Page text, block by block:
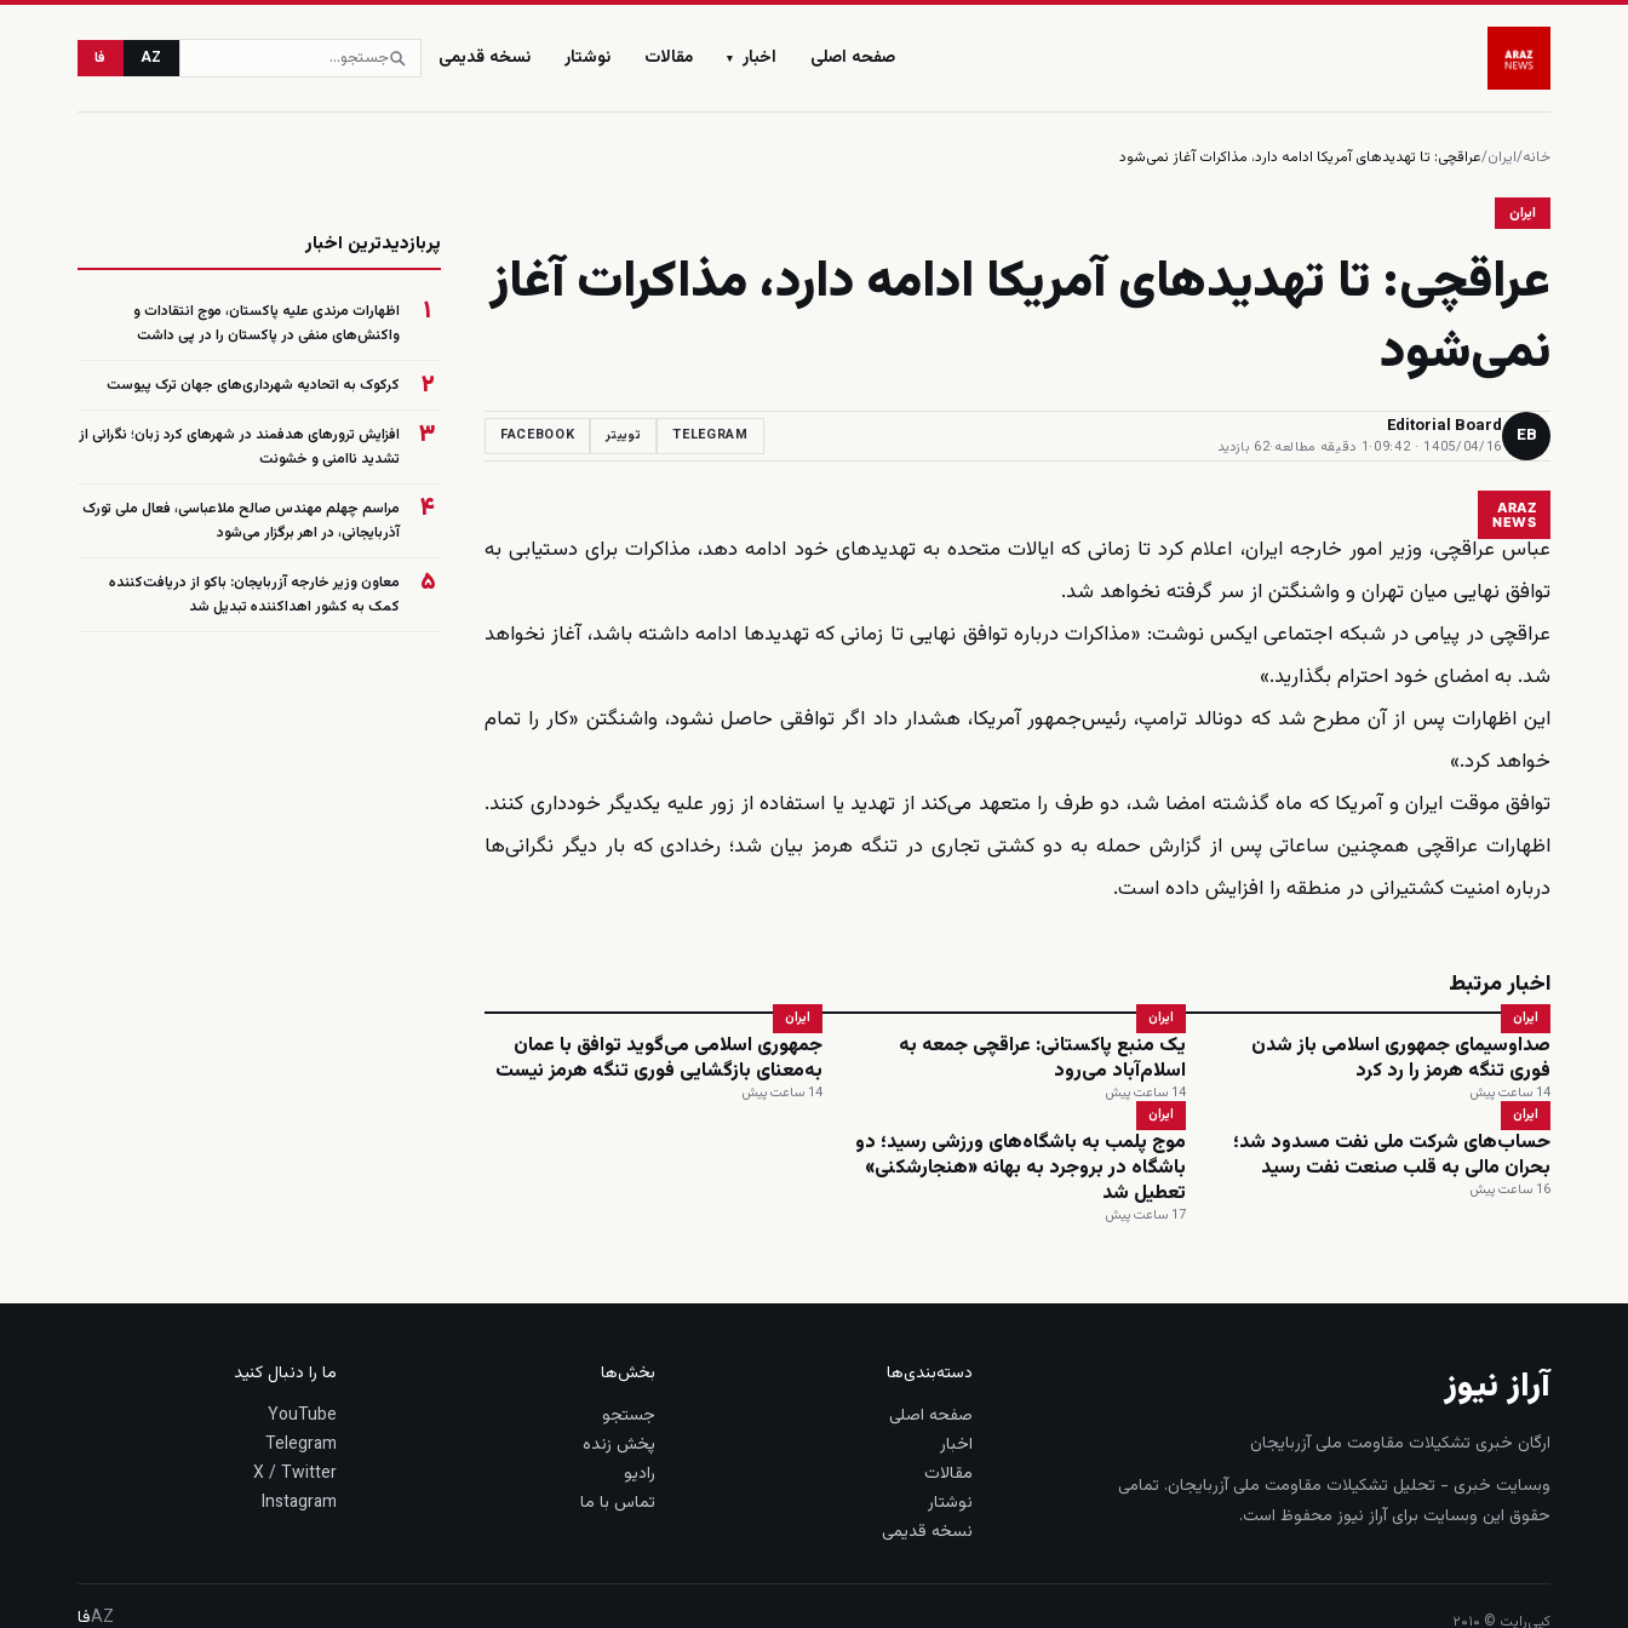
صفحه اصلی اخبار ▾ مقالات نوشتار نسخه قدیمی AZ فا
خانه/ایران/عراقچی: تا تهدیدهای آمریکا ادامه دارد، مذاکرات آغاز نمی‌شود
ایران
عراقچی: تا تهدیدهای آمریکا ادامه دارد، مذاکرات آغاز
نمی‌شود
EB
Editorial Board
1405/04/16 · 09:42
·1 دقیقه مطالعه ·62 بازدید
TELEGRAM توییتر FACEBOOK
ARAZ
NEWS
عباس عراقچی، وزیر امور خارجه ایران، اعلام کرد تا زمانی که ایالات متحده به تهدیدهای خود ادامه دهد، مذاکرات برای دستیابی به
توافق نهایی میان تهران و واشنگتن از سر گرفته نخواهد شد.
عراقچی در پیامی در شبکه اجتماعی ایکس نوشت: «مذاکرات درباره توافق نهایی تا زمانی که تهدیدها ادامه داشته باشد، آغاز نخواهد
شد. به امضای خود احترام بگذارید.»
این اظهارات پس از آن مطرح شد که دونالد ترامپ، رئیس‌جمهور آمریکا، هشدار داد اگر توافقی حاصل نشود، واشنگتن «کار را تمام
خواهد کرد.»
توافق موقت ایران و آمریکا که ماه گذشته امضا شد، دو طرف را متعهد می‌کند از تهدید یا استفاده از زور علیه یکدیگر خودداری کنند.
اظهارات عراقچی همچنین ساعاتی پس از گزارش حمله به دو کشتی تجاری در تنگه هرمز بیان شد؛ رخدادی که بار دیگر نگرانی‌ها
درباره امنیت کشتیرانی در منطقه را افزایش داده است.
اخبار مرتبط
ایران
صداوسیمای جمهوری اسلامی باز شدن
فوری تنگه هرمز را رد کرد
14 ساعت پیش
ایران
یک منبع پاکستانی: عراقچی جمعه به
اسلام‌آباد می‌رود
14 ساعت پیش
ایران
جمهوری اسلامی می‌گوید توافق با عمان
به‌معنای بازگشایی فوری تنگه هرمز نیست
14 ساعت پیش
ایران
حساب‌های شرکت ملی نفت مسدود شد؛
بحران مالی به قلب صنعت نفت رسید
16 ساعت پیش
ایران
موج پلمب به باشگاه‌های ورزشی رسید؛ دو
باشگاه در بروجرد به بهانه «هنجارشکنی»
تعطیل شد
17 ساعت پیش
پربازدیدترین اخبار
۱
اظهارات مرندی علیه پاکستان، موج انتقادات و
واکنش‌های منفی در پاکستان را در پی داشت
۲ کرکوک به اتحادیه شهرداری‌های جهان ترک پیوست
۳
افزایش ترورهای هدفمند در شهرهای کرد زبان؛ نگرانی از
تشدید ناامنی و خشونت
۴
مراسم چهلم مهندس صالح ملاعباسی، فعال ملی تورک
آذربایجانی، در اهر برگزار می‌شود
۵
معاون وزیر خارجه آزربایجان: باکو از دریافت‌کننده
کمک به کشور اهداکننده تبدیل شد
آراز نیوز
ارگان خبری تشکیلات مقاومت ملی آزربایجان
وبسایت خبری - تحلیل تشکیلات مقاومت ملی آزربایجان. تمامی
حقوق این وبسایت برای آراز نیوز محفوظ است.
دسته‌بندی‌ها
صفحه اصلی
اخبار
مقالات
نوشتار
نسخه قدیمی
بخش‌ها
جستجو
پخش زنده
رادیو
تماس با ما
ما را دنبال کنید
YouTube
Telegram
X / Twitter
Instagram
کپی‌رایت © ۲۰۱۰ AZفا